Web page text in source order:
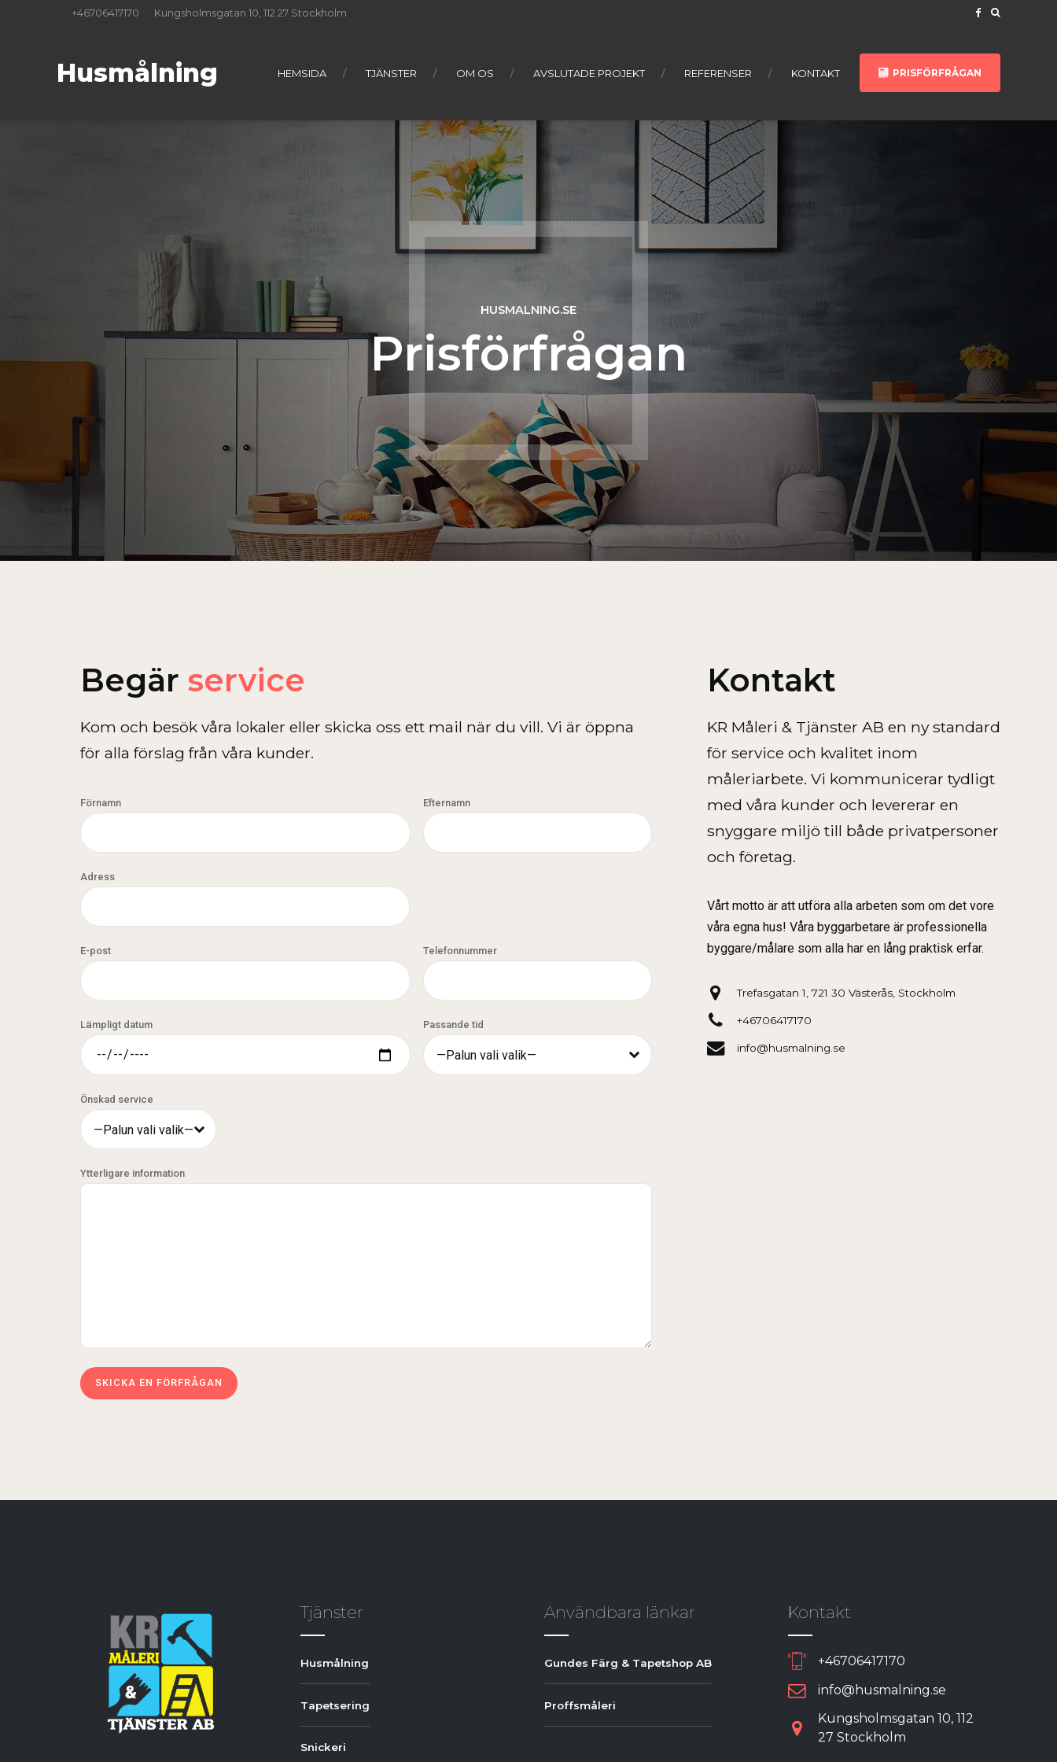
+46706417170 Kungsholmsgatan 10, 112 27 Stockholm
Husmålning PRISFÖRFRÅGAN
HEMSIDA TJÄNSTER OM OS AVSLUTADE PROJEKT REFERENSER KONTAKT
HUSMALNING.SE
Prisförfrågan
Begär service
Kom och besök våra lokaler eller skicka oss ett mail när du vill. Vi är öppna
för alla förslag från våra kunder.
Förnamn Efternamn
Adress
E-post Telefonnummer
Lämpligt datum Passande tid
—Palun vali valik—
Önskad service
—Palun vali valik—
Ytterligare information
Kontakt
KR Måleri & Tjänster AB en ny standard
för service och kvalitet inom
måleriarbete. Vi kommunicerar tydligt
med våra kunder och levererar en
snyggare miljö till både privatpersoner
och företag.
Vårt motto är att utföra alla arbeten som om det vore
våra egna hus! Våra byggarbetare är professionella
byggare/målare som alla har en lång praktisk erfar.
Trefasgatan 1, 721 30 Västerås, Stockholm
+46706417170
info@husmalning.se
Tjänster
Husmålning
Tapetsering
Snickeri
Användbara länkar
Gundes Färg & Tapetshop AB
Proffsmåleri
Kontakt
+46706417170
info@husmalning.se
Kungsholmsgatan 10, 112
27 Stockholm